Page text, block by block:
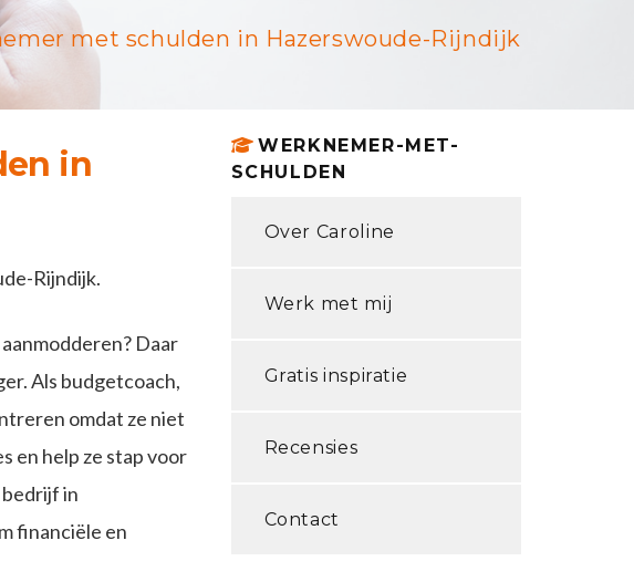
Hazerswoude-Rijndijk
met schulden in Hazerswoude-Rijndijk
in
Rijndijk.
Daar
Als budgetcoach,
omdat ze niet
en help ze stap voor
in
financiële en
WERKNEMER-MET-
SCHULDEN
Over Caroline
Werk met mij
Gratis inspiratie
Recensies
Contact